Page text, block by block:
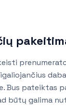
Bus pateiktas
būtų galima